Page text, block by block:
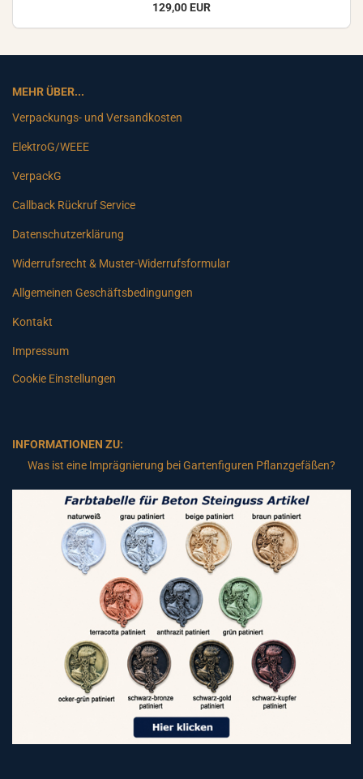
129,00 EUR
MEHR ÜBER...
Verpackungs- und Versandkosten
ElektroG/WEEE
VerpackG
Callback Rückruf Service
Datenschutzerklärung
Widerrufsrecht & Muster-Widerrufsformular
Allgemeinen Geschäftsbedingungen
Kontakt
Impressum
Cookie Einstellungen
INFORMATIONEN ZU:
Was ist eine Imprägnierung bei Gartenfiguren Pflanzgefäßen?